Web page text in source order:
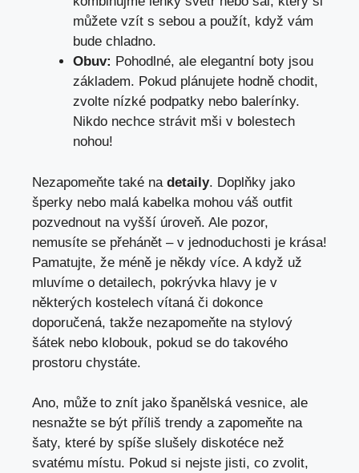
můžete vzít s sebou a použít, když vám
bude chladno.
Obuv: Pohodlné, ale elegantní boty jsou
základem. Pokud plánujete hodně chodit,
zvolte nízké podpatky nebo balerínky.
Nikdo nechce strávit mši v bolestech
nohou!
Nezapomeňte také na detaily. Doplňky jako
šperky nebo malá kabelka mohou váš outfit
pozvednout na vyšší úroveň. Ale pozor,
nemusíte se přehánět – v jednoduchosti je krása!
Pamatujte, že méně je někdy více. A když už
mluvíme o detailech, pokrývka hlavy je v
některých kostelech vítaná či dokonce
doporučená, takže nezapomeňte na stylový
šátek nebo klobouk, pokud se do takového
prostoru chystáte.
Ano, může to znít jako španělská vesnice, ale
nesnažte se být příliš trendy a zapomeňte na
šaty, které by spíše slušely diskotéce než
svatému místu. Pokud si nejste jisti, co zvolit,